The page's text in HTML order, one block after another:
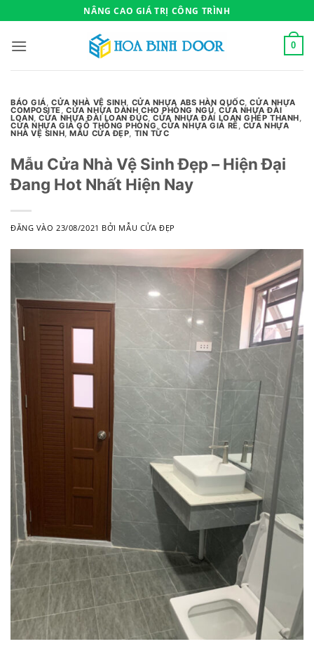
qua
nội
NÂNG CAO GIÁ TRỊ CÔNG TRÌNH
0
BÁO GIÁ,CỬA NHÀ VỆ SINH, CỬA NHỰA ABS HÀN QUỐC,CỬA NHỰA
COMPOSITE,CỬA NHỰA DÀNH CHO PHÒNG NGỦ,CỬA NHỰA ĐÀI
LOAN,CỬA NHỰA ĐÀI LOAN ĐÚC,CỬA NHỰA ĐÀI LOAN GHÉP THANH,
CỬA NHỰA GIẢ GỖ THÔNG PHÒNG,CỬA NHỰA GIÁ RẼ, CỬA NHỰA
NHÀ VỆ SINH,MẪU CỬA ĐẸP, TIN TỨC
Mẫu Cửa Nhà Vệ Sinh Đẹp – Hiện Đại
Đang Hot Nhất Hiện Nay
ĐĂNG VÀO 23/08/2021 BỞI MẪU CỬA ĐẸP